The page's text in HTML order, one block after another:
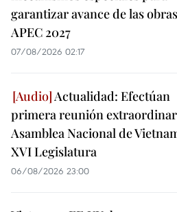
garantizar avance de las
APEC 2027
07/08/2026 02:17
Actualidad: Efectúan
primera reunión
Asamblea Nacional de
XVI Legislatura
06/08/2026 23:00